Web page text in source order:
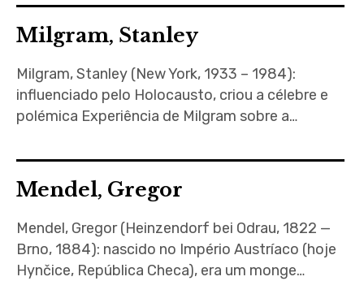
Milgram, Stanley
Milgram, Stanley (New York, 1933 – 1984):
influenciado pelo Holocausto, criou a célebre e
polémica Experiência de Milgram sobre a…
Mendel, Gregor
Mendel, Gregor (Heinzendorf bei Odrau, 1822 —
Brno, 1884): nascido no Império Austríaco (hoje
Hynčice, República Checa), era um monge…